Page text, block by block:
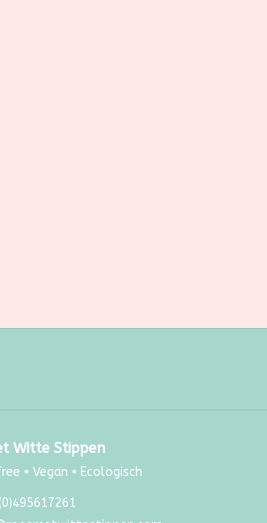
Witte Stippen
• Vegan • Ecologisch